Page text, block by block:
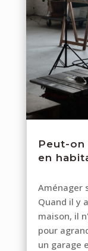
Peut-
en
Aménager
Quand il y
maison, il
pour
un garage